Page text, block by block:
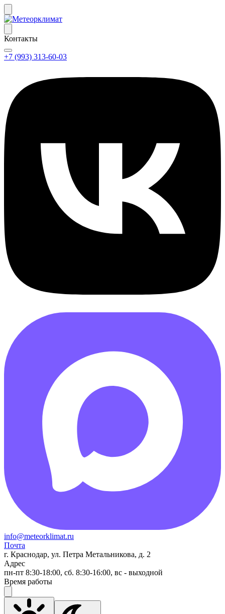
Контакты
+7 (993) 313-60-03
info@meteorklimat.ru
Почта
г. Краснодар, ул. Петра Метальникова, д. 2
Адрес
пн-пт 8:30-18:00, сб. 8:30-16:00, вс - выходной
Время работы